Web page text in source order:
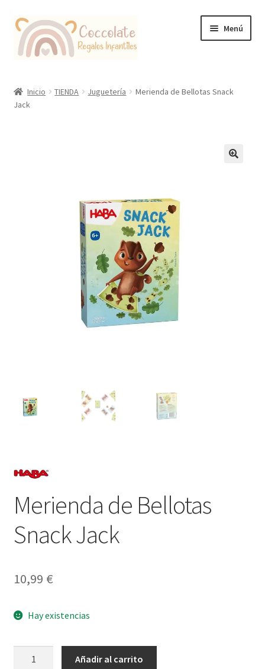
Ir
la
Ir
contenido
Menú
Coccolate Puericultura y Juguetería Educativa
Inicio TIENDA Juguetería
Merienda de Bellotas Snack
Jack
Merienda de Bellotas
Snack Jack
10,99 €
Hay existencias
Añadir al carrito